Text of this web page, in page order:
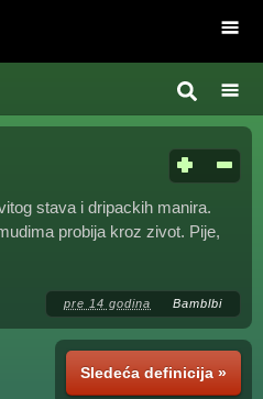
stava i dripackih manira.
probija kroz zivot. Pije,
pre 14 godina Bamblbi
Sledeća definicija »